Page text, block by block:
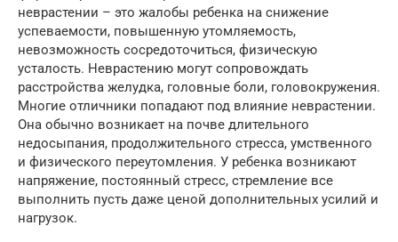
неврастении – это жалобы ребенка на снижение
успеваемости, повышенную утомляемость,
невозможность сосредоточиться, физическую
усталость. Неврастению могут сопровождать
расстройства желудка, головные боли, головокружения.
Многие отличники попадают под влияние неврастении.
Она обычно возникает на почве длительного
недосыпания, продолжительного стресса, умственного
и физического переутомления. У ребенка возникают
напряжение, постоянный стресс, стремление все
выполнить пусть даже ценой дополнительных усилий и
нагрузок.